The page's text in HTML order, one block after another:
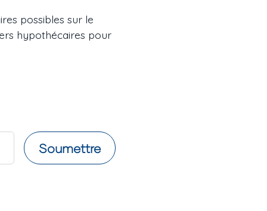
possibles sur le
hypothécaires pour
Soumettre